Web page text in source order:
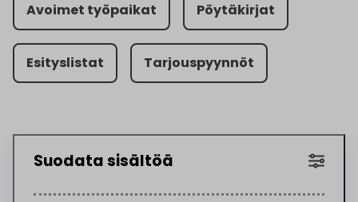
Tarjouspyynnöt
Avoimet työpaikat Pöytäkirjat
Esityslistat
Suodata sisältöä